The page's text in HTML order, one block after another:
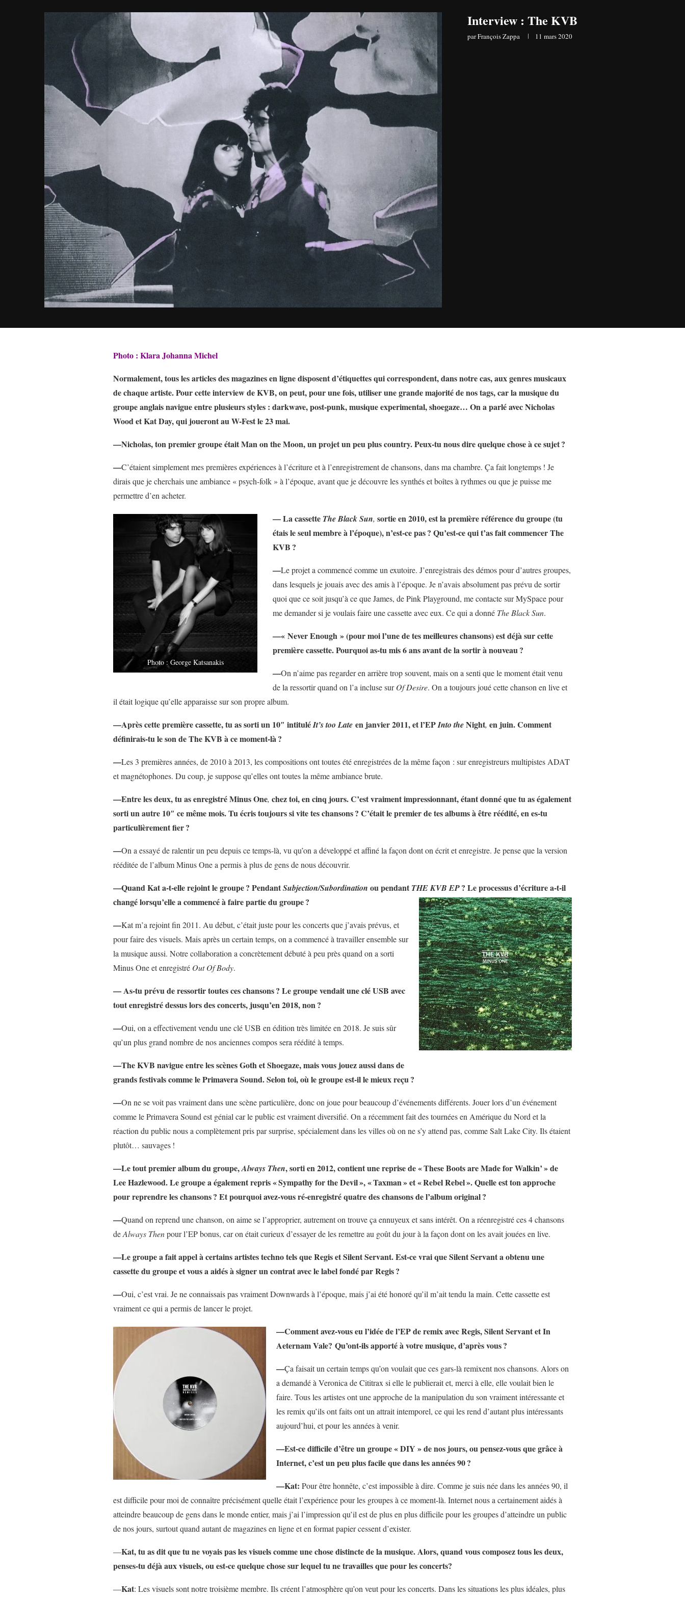
Interview : The KVB
parFrançois Zappa 11 mars 2020
Photo : Klara Johanna Michel
Normalement, tous les articles des magazines en ligne disposent d’étiquettes qui correspondent, dans notre cas, aux genres musicaux
de chaque artiste. Pour cette interview de KVB, on peut, pour une fois, utiliser une grande majorité de nos tags, car la musique du
groupe anglais navigue entre plusieurs styles : darkwave, post-punk, musique experimental, shoegaze… On a parlé avec Nicholas
Wood et Kat Day, qui joueront au W-Fest le 23 mai.
—Nicholas, ton premier groupe était Man on the Moon, un projet un peu plus country. Peux-tu nous dire quelque chose à ce sujet?
—C’étaient simplement mes premières expériences à l’écriture et à l’enregistrement de chansons, dans ma chambre. Ça fait longtemps ! Je
dirais que je cherchais une ambiance « psych-folk » à l’époque, avant que je découvre les synthés et boîtes à rythmes ou que je puisse me
permettre d’en acheter.
Photo : George Katsanakis
— La cassette The Black Sun, sortie en 2010, est la première référence du groupe (tu
étais le seul membre à l’époque), n’est-ce pas? Qu’est-ce qui t’as fait commencer The
KVB ?
—Le projet a commencé comme un exutoire. J’enregistrais des démos pour d’autres groupes,
dans lesquels je jouais avec des amis à l’époque. Je n’avais absolument pas prévu de sortir
quoi que ce soit jusqu’à ce que James, de Pink Playground, me contacte sur MySpace pour
me demander si je voulais faire une cassette avec eux. Ce qui a donné The Black Sun.
—« Never Enough » (pour moi l’une de tes meilleures chansons) est déjà sur cette
première cassette. Pourquoi as-tu mis 6 ans avant de la sortir à nouveau?
—On n’aime pas regarder en arrière trop souvent, mais on a senti que le moment était venu
de la ressortir quand on l’a incluse surOf Desire. On a toujours joué cette chanson en live et
il était logique qu’elle apparaisse sur son propre album.
—Après cette première cassette, tu as sorti un 10″ intituléIt’s too Late en janvier 2011, et l’EPInto theNight, en juin. Comment
définirais-tu le son de The KVB à ce moment-là?
—Les 3 premières années, de 2010 à 2013, les compositions ont toutes été enregistrées de la même façon : sur enregistreurs multipistes ADAT
et magnétophones. Du coup, je suppose qu’elles ont toutes la même ambiance brute.
—Entre les deux, tu as enregistréMinus One, chez toi, en cinq jours. C’est vraiment impressionnant, étant donné que tu as également
sorti un autre 10″ ce même mois. Tu écris toujours si vite tes chansons? C’était le premier de tes albums à être réédité, en es-tu
particulièrement fier?
—On a essayé de ralentir un peu depuis ce temps-là, vu qu’on a développé et affiné la façon dont on écrit et enregistre. Je pense que la version
rééditée de l’album Minus One a permis à plus de gens de nous découvrir.
—Quand Kat a-t-elle rejoint le groupe? PendantSubjection/Subordination ou pendant THEKVB EP? Le processus d’écriture a-t-il
changé lorsqu’elle a commencé à faire partie du groupe?
—Kat m’a rejoint fin 2011. Au début, c’était juste pour les concerts que j’avais prévus, et
pour faire des visuels. Mais après un certain temps, on a commencé à travailler ensemble sur
la musique aussi. Notre collaboration a concrètement débuté à peu près quand on a sorti
Minus One et enregistré Out Of Body.
— As-tu prévu de ressortir toutes ces chansons? Le groupe vendait une clé USB avec
tout enregistré dessus lors des concerts, jusqu’en 2018, non?
—Oui, on a effectivement vendu une clé USB en édition très limitée en 2018. Je suis sûr
qu’un plus grand nombre de nos anciennes compos sera réédité à temps.
—The KVB navigue entre les scènes Goth et Shoegaze, mais vous jouez aussi dans de
grands festivals comme le Primavera Sound. Selon toi, où le groupe est-il le mieux reçu?
—On ne se voit pas vraiment dans une scène particulière, donc on joue pour beaucoup d’événements différents. Jouer lors d’un événement
comme le Primavera Sound est génial car le public est vraiment diversifié. On a récemment fait des tournées en Amérique du Nord et la
réaction du public nous a complètement pris par surprise, spécialement dans les villes où on ne s’y attend pas, comme Salt Lake City. Ils étaient
plutôt… sauvages !
—Le tout premier album du groupe,Always Then, sorti en 2012, contient une reprise de «These Boots are Made for Walkin’» de
Lee Hazlewood. Le groupe a également repris «Sympathy for the Devil», «Taxman» et «Rebel Rebel». Quelle est ton approche
pour reprendre les chansons? Et pourquoi avez-vous ré-enregistré quatre des chansons de l’album original?
—Quand on reprend une chanson, on aime se l’approprier, autrement on trouve ça ennuyeux et sans intérêt. On a réenregistré ces 4 chansons
deAlways Thenpour l’EP bonus, car on était curieux d’essayer de les remettre au goût du jour à la façon dont on les avait jouées en live.
—Le groupe a fait appel à certains artistes techno tels que Regis et Silent Servant. Est-ce vrai que Silent Servant a obtenu une
cassette du groupe et vous a aidés à signer un contrat avec le label fondé par Regis?
—Oui, c’est vrai. Je ne connaissais pas vraiment Downwards à l’époque, mais j’ai été honoré qu’il m’ait tendu la main. Cette cassette est
vraiment ce qui a permis de lancer le projet.
—Comment avez-vous eu l’idée de l’EP de remix avec Regis, Silent Servant et In
Aeternam Vale? Qu’ont-ils apporté à votre musique, d’après vous?
—Ça faisait un certain temps qu’on voulait que ces gars-là remixent nos chansons. Alors on
a demandé à Veronica de Cititrax si elle le publierait et, merci à elle, elle voulait bien le
faire. Tous les artistes ont une approche de la manipulation du son vraiment intéressante et
les remix qu’ils ont faits ont un attrait intemporel, ce qui les rend d’autant plus intéressants
aujourd’hui, et pour les années à venir.
—Est-ce difficile d’être un groupe « DIY » de nos jours, ou pensez-vous que grâce à
Internet, c’est un peu plus facile que dans les années 90?
—Kat: Pour être honnête, c’est impossible à dire. Comme je suis née dans les années 90, il
est difficile pour moi de connaître précisément quelle était l’expérience pour les groupes à ce moment-là. Internet nous a certainement aidés à
atteindre beaucoup de gens dans le monde entier, mais j’ai l’impression qu’il est de plus en plus difficile pour les groupes d’atteindre un public
de nos jours, surtout quand autant de magazines en ligne et en format papier cessent d’exister.
—Kat, tu as dit que tu ne voyais pas les visuels comme une chose distincte de la musique. Alors, quand vous composez tous les deux,
penses-tu déjà aux visuels, ou est-ce quelque chose sur lequel tu ne travailles que pour les concerts?
—Kat: Les visuels sont notre troisième membre. Ils créent l’atmosphère qu’on veut pour les concerts. Dans les situations les plus idéales, plus